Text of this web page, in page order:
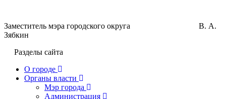
Заместитель мэра городского округа В. А.
Зябкин
Разделы сайта
О городе
Органы власти
Мэр города
Администрация